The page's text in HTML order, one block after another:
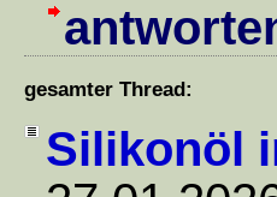
gesamter Thread:
Silikonöl